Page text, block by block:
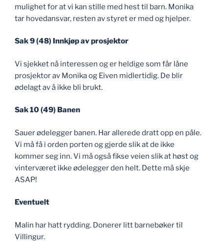
mulighet for at vi kan stille med hest til barn. Monika
tar hovedansvar, resten av styret er med og hjelper.
Sak 9 (48) Innkjøp av prosjektor
Vi sjekket nå interessen og er heldige som får låne
prosjektor av Monika og Eiven midlertidig. De blir
ødelagt av å ikke bli brukt.
Sak 10 (49) Banen
Sauer ødelegger banen. Har allerede dratt opp en påle.
Vi må få i orden porten og gjerde slik at de ikke
kommer seg inn. Vi må også fikse veien slik at høst og
vinterværet ikke ødelegger den helt. Dette må skje
ASAP!
Eventuelt
Malin har hatt rydding. Donerer litt barnebøker til
Villingur.